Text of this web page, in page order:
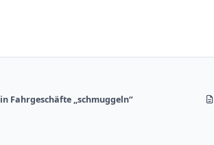
Fahrgeschäfte „schmuggeln“